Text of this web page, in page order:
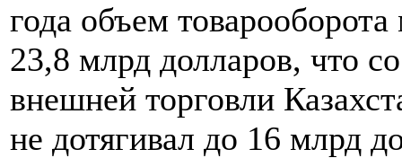
года объем
23,8 млрд долларов, что
внешней торговли
не дотягивал до 16 млрд